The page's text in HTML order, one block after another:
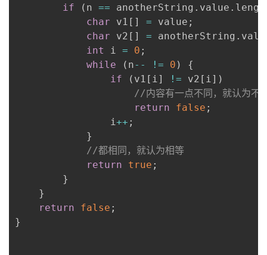
if
( n == anotherString . value .
char v1 [ ] = value ;
char v2 [ ] = anotherString .
int
i = 0 ;
while
( n-- != 0 )
{
if
( v1 [ i] != v2 [ i] )
//内容有一点不同，就认为不
return
false ;
                i
++ ;
}
//都相同，就认为相等
return
true ;
}
}
return
false ;
}